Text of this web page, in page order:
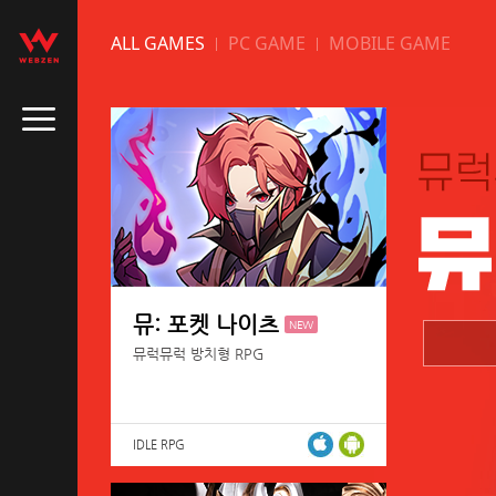
ALL GAMES PC GAME MOBILE GAME
뮤: 포켓 나이츠 NEW
뮤럭뮤럭 방치형 RPG
IDLE RPG